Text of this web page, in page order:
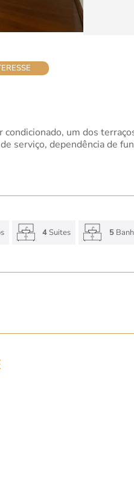
um dos
serviço, dependência de
4 Suites 5